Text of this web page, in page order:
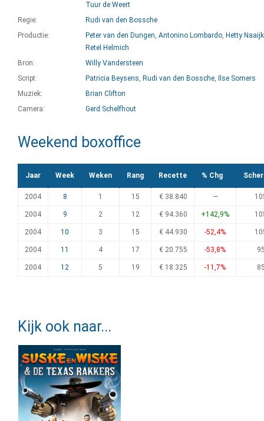
Tuur de Weert
Regie:
Rudi van den Bossche
Productie:
Peter van den Dungen, Antonino Lombardo, Hetty
Retel Helmich
Bron:
Willy Vandersteen
Script:
Patricia Beysens, Rudi van den Bossche,
Ilse Somers
Muziek:
Brian Clifton
Camera:
Gerd Schelfhout
Weekend boxoffice
Jaar Week Weken Rang Recette % Chg
2004 8 1 15 € 38.840 —
2004 9 2 12 € 94.360 +142,9%
2004 10 3 15 € 44.930 -52,4%
2004 11 4 17 € 20.755 -53,8%
2004 12 5 19 € 18.325 -11,7%
Kijk ook naar...